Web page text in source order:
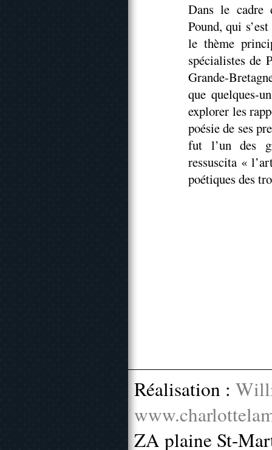
Dans le cadre
Pound, qui
le thème
spécialistes de
Grande-
que quelques-
explorer les
poésie de ses
fut l’un des
ressuscita «
poétiques des
Réalisation :
ZA plaine St-